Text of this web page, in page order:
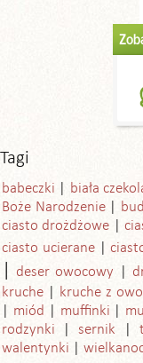
Tagi
babeczki biała
Boże Narodzenie
ciasto drożdżowe
ciasto ucierane
deser owocowy
kruche
kruche z
miód
muffinki
rodzynki
sernik
walentynki